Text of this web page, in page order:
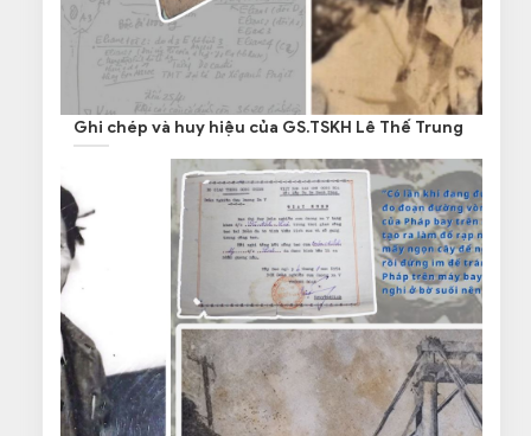
Ghi chép và huy hiệu của GS.TSKH Lê Thế Trung